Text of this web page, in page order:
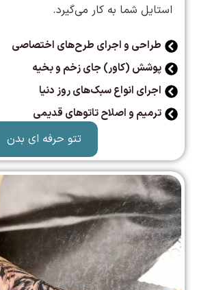
استایل شما به کار می‌گیرد.
طراحی و اجرای طرح‌های اختصاصی
پوشش (کاور) جای زخم و بخیه
اجرای انواع سبک‌های روز دنیا
ترمیم و اصلاح تاتوهای قدیمی
تتو حرفه ای بدن